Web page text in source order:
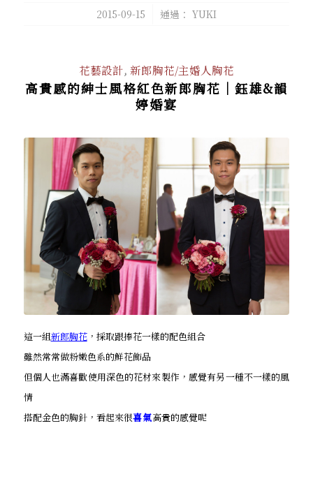
2015-09-15
/ 通過： YUKI
花藝設計, 新郎胸花/主婚人胸花
高貴感的紳士風格紅色新郎胸花│鈺雄&韻
婷婚宴
這一組新郎胸花，採取跟捧花一樣的配色組合
雖然常常做粉嫩色系的鮮花飾品
但個人也滿喜歡使用深色的花材來製作，感覺有另一種不一樣的風
情
搭配金色的胸針，看起來很喜氣高貴的感覺呢